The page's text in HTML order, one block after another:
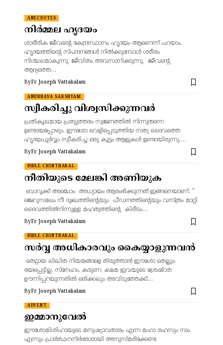
ANECDOTES
നിർമ്മല ഹൃദയം
ശാരീരിക ജീവന്റെ കേന്ദ്രസ്ഥാനം ഹൃദയം ആണെന്ന് പറയാം.
ഹൃദയത്തിന്റെ സ്പന്ദനങ്ങൾ നിൽക്കുമ്പോൾ ശരീരം
നിശ്ചലമാകുന്നു. ജീവിതം അവസാനിക്കുന്നു. ജീവന്റെ
ആദ്യത്തെ…
ByFr Joseph Vattakalam
ANUBHAVA SAKSHYAM
സ്വീകരിച്ചു വിശ്വസിക്കുന്നവർ
പ്രതികൂലമായ പ്രത്യുത്തരം സ്വജനത്തിൽ നിന്നുതന്നെ
ഉണ്ടായപ്പോഴും, ഈശോ വെളിപ്പെടുത്തിയ സത്യ ദൈവത്തെ
ഹൃദയപൂർവ്വം സ്വീകരിച്ച ഒരു കൂട്ടം ആളുകൾ ഉണ്ടായിരുന്നു.…
ByFr Joseph Vattakalam
BIBLE CHINTHAKAL
നീതിയുടെ മേലങ്കി അണിയുക
ബാറൂക്ക് അഞ്ചാം അധ്യായം ആരംഭിക്കുന്നത് ഇങ്ങനെയാണ്. "
ജെറുസലേം നീ ദുഃഖത്തിന്റെയും പീഡനത്തിന്റെയും വസ്ത്രം മാറ്റി
ദൈവത്തിൽനിന്നുള്ള മഹത്വത്തിന്റെ കിരീടം…
ByFr Joseph Vattakalam
BIBLE CHINTHAKAL
സർവ്വ അധികാരവും കൈയ്യാളുന്നവൻ
തെറ്റായ ലിഖിത നിയമങ്ങളെ തിരുത്താൻ ഈശോ തെല്ലും
ഭയപ്പെട്ടില്ല. സ്നേഹം, കരുണ, ക്ഷമ ഇവയുടെ ശ്രേഷ്ഠത
ഊന്നിപ്പറയുന്നതിൽ ഒരിക്കലും അവിടുത്തേക്ക്…
ByFr Joseph Vattakalam
ADVENT
ഇമ്മാനുവേൽ
ഈശോമിശിഹായുടെ മനുഷ്യാവതാരം എന്ന മഹാ രഹസ്യം നാം
എന്നും പ്രാർത്ഥനനിർഭരാരായി അനുസ്മരിക്കേണ്ട